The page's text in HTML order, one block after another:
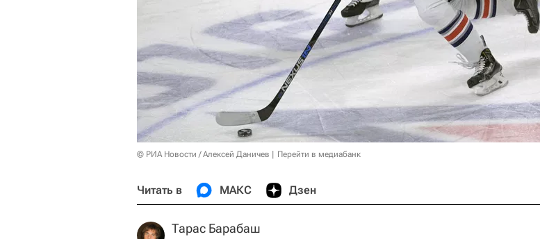
© РИА Новости / Алексей Даничев Перейти в медиабанк
Читать в МАКС Дзен
Тарас Барабаш